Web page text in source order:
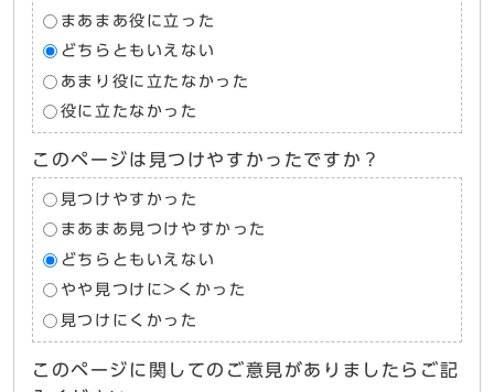
まあまあ役に立った
どちらともいえない
あまり役に立たなかった
役に立たなかった
このページは見つけやすかったですか？
見つけやすかった
まあまあ見つけやすかった
どちらともいえない
やや見つけに>くかった
見つけにくかった
このページに関してのご意見がありましたらご記